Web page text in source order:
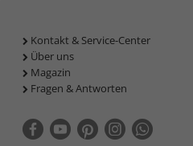
Kontakt & Service-Center
Über uns
Magazin
Fragen & Antworten